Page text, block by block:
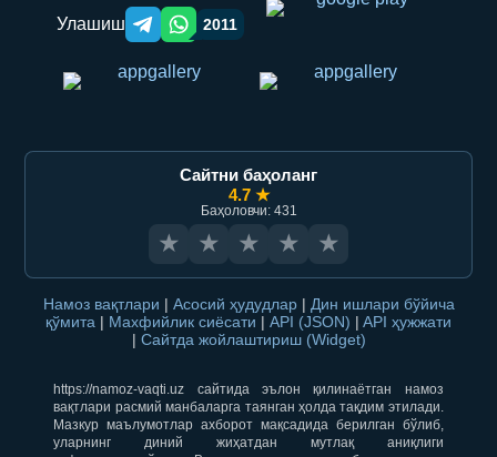
Улашиш Telegram orqali ulashish
WhatsApp orqali ulashish
2011
Сайтни баҳоланг
4.7 ★
Баҳоловчи: 431
★ ★ ★ ★ ★
Намоз вақтлари | Асосий ҳудудлар | Дин ишлари бўйича
қўмита | Махфийлик сиёсати | API (JSON) | API ҳужжати
| Сайтда жойлаштириш (Widget)
https://namoz-vaqti.uz сайтида эълон қилинаётган намоз
вақтлари расмий манбаларга таянган ҳолда тақдим этилади.
Мазкур маълумотлар ахборот мақсадида берилган бўлиб,
уларнинг диний жиҳатдан мутлақ аниқлиги